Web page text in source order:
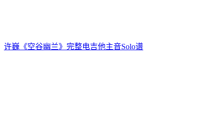
许巍《空谷幽兰》完整电吉他主音Solo谱